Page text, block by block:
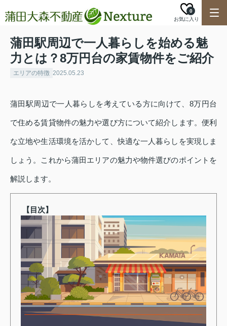
お気に入り
0
蒲田駅周辺で一人暮らしを始める魅
力とは？8万円台の家賃物件をご紹介
エリアの特徴 2025.05.23
蒲田駅周辺で一人暮らしを考えている方に向けて、8万円台
で住める賃貸物件の魅力や選び方について紹介します。便利
な立地や生活環境を活かして、快適な一人暮らしを実現しま
しょう。これから蒲田エリアの魅力や物件選びのポイントを
解説します。
【目次】